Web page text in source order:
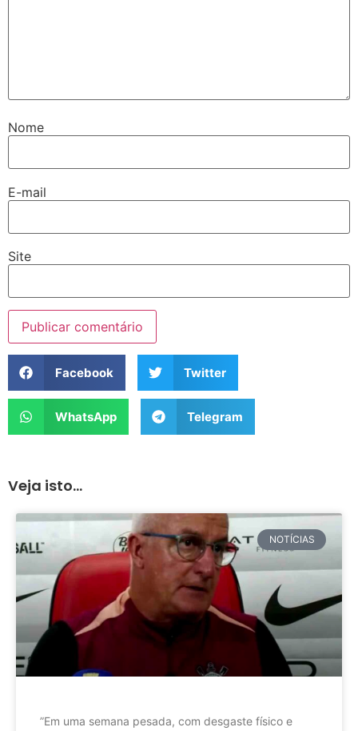
Nome
E-mail
Site
Facebook Twitter
WhatsApp Telegram
Veja isto...
NOTÍCIAS
”Em uma semana pesada, com desgaste físico e